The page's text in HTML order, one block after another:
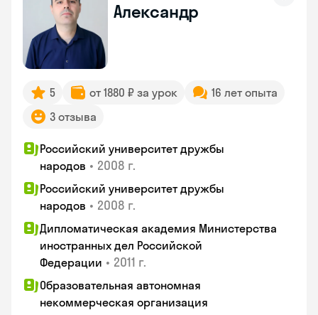
Александр
5 от 1880 ₽ за урок
16 лет опыта
3 отзыва
Российский университет дружбы
народов • 2008 г.
Российский университет дружбы
народов • 2008 г.
Дипломатическая академия Министерства
иностранных дел Российской
Федерации • 2011 г.
Образовательная автономная
некоммерческая организация